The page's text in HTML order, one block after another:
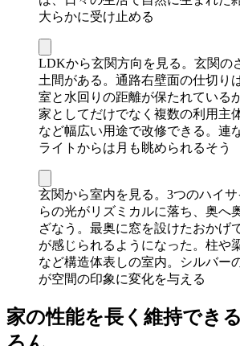
大らかに受け止める
LDKから玄関方向を見る。玄関の
土間がある。通路右壁面の仕切り
室と水回りの距離が保たれている
家としてだけでなく複数の利用主
など幅広い用途で改修できる。連
ライトからは月も眺められるそう
玄関から室内を見る。3つのハイ
らの光がリズミカルに落ち、奥へ
ざなう。最奥に窓を設けたおかげ
が感じられるようになった。柱や
など構造体表しの室内。シルバー
が空間の印象に変化を与える
家の性能を長く維持でき